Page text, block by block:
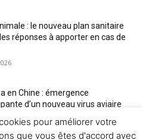
: le nouveau plan sanitaire
réponses à apporter en cas de
en Chine : émergence
d’un nouveau virus aviaire
pour améliorer votre
que vous êtes d'accord avec